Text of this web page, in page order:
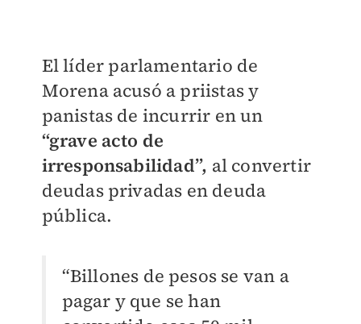
El líder parlamentario de
Morena acusó a priistas y
panistas de incurrir en un
“grave acto de
irresponsabilidad”, al convertir
deudas privadas en deuda
pública.
“Billones de pesos se van a
pagar y que se han